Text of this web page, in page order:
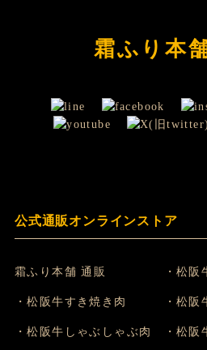
霜ふり本
公式通販オンラインストア
霜ふり本舗 通販
・松阪牛すき焼き肉
・松阪牛しゃぶしゃぶ肉
・松阪
・松阪
・松阪